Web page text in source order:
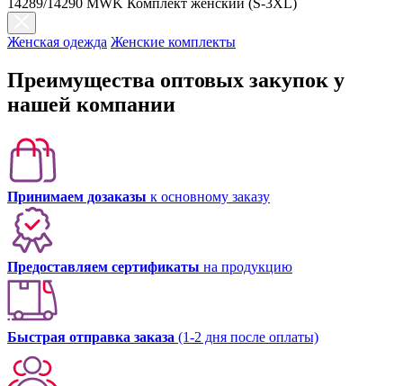
Женская одежда Женские комплекты
Преимущества оптовых закупок у
нашей компании
Принимаем дозаказы к основному заказу
Предоставляем сертификаты на продукцию
Быстрая отправка заказа (1-2 дня после оплаты)